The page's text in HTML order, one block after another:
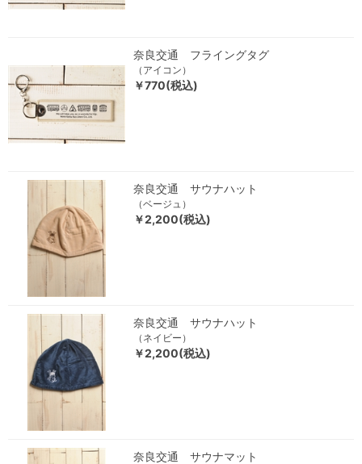
奈良交通 フライングタグ
（アイコン）
￥770(税込)
奈良交通 サウナハット
（ベージュ）
￥2,200(税込)
奈良交通 サウナハット
（ネイビー）
￥2,200(税込)
奈良交通 サウナマット